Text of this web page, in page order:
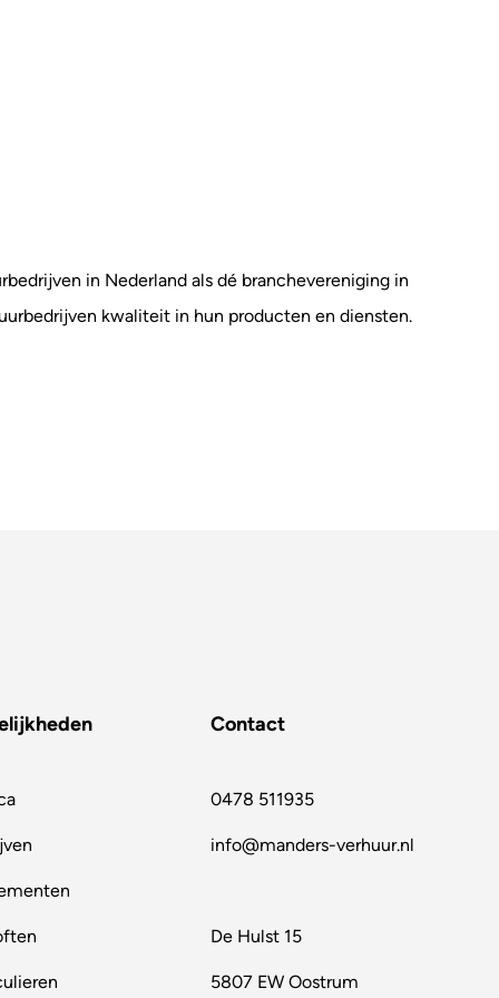
in Nederland als dé branchevereniging in
kwaliteit in hun producten en diensten.
Contact
0478 511935
info@manders-verhuur.nl
De Hulst 15
5807 EW Oostrum